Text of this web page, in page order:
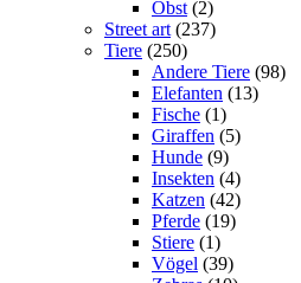
Obst (2)
Street art (237)
Tiere (250)
Andere Tiere (98)
Elefanten (13)
Fische (1)
Giraffen (5)
Hunde (9)
Insekten (4)
Katzen (42)
Pferde (19)
Stiere (1)
Vögel (39)